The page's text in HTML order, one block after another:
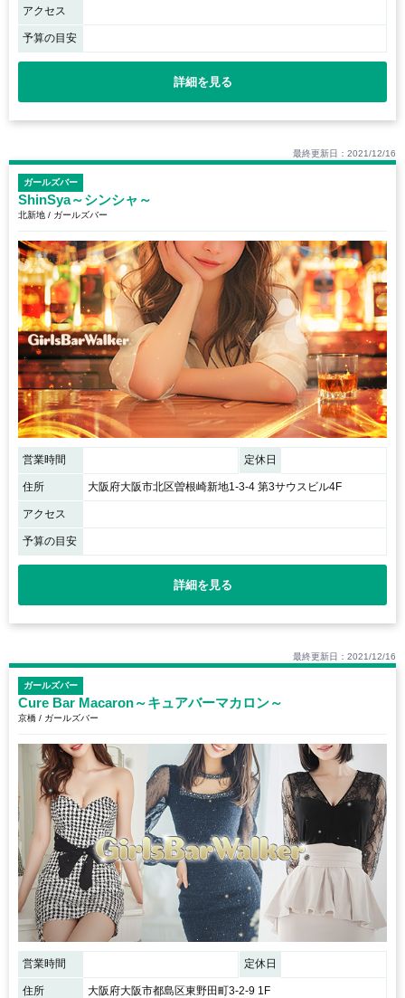
アクセス
予算の目安
詳細を見る
最終更新日：2021/12/16
ガールズバー
ShinSya～シンシャ～
北新地 / ガールズバー
営業時間 定休日
住所 大阪府大阪市北区曽根崎新地1-3-4 第3サウスビル4F
アクセス
予算の目安
詳細を見る
最終更新日：2021/12/16
ガールズバー
Cure Bar Macaron～キュアバーマカロン～
京橋 / ガールズバー
営業時間 定休日
住所 大阪府大阪市都島区東野田町3-2-9 1F